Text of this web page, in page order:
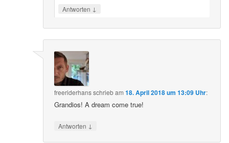
Antworten ↓
freeriderhansschriebam18. April 2018 um 13:09 Uhr:
Grandios! A dream come true!
Antworten ↓